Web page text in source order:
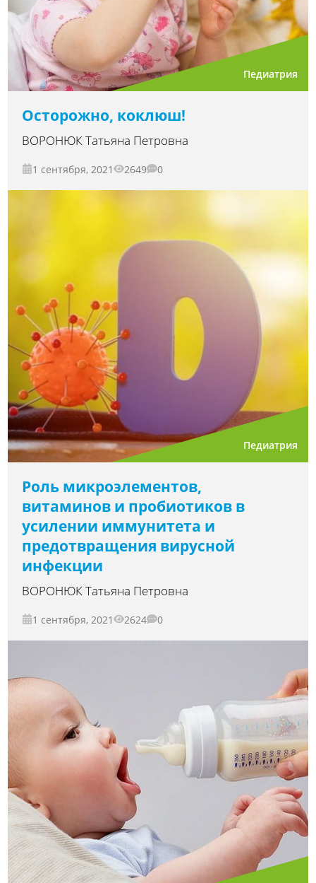
Педиатрия
Осторожно, коклюш!
ВОРОНЮК Татьяна Петровна
1 сентября, 2021 2649 0
Педиатрия
Роль микроэлементов,
витаминов и пробиотиков в
усилении иммунитета и
предотвращения вирусной
инфекции
ВОРОНЮК Татьяна Петровна
1 сентября, 2021 2624 0